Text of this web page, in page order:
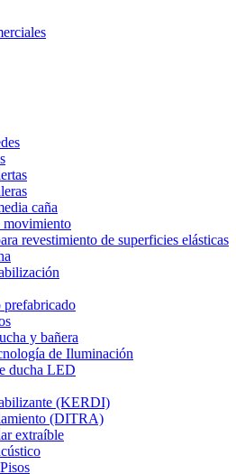
caña
movimiento
revestimiento de superficies elásticas
prefabricado
y bañera
de Iluminación
ducha LED
(KERDI)
(DITRA)
extraíble